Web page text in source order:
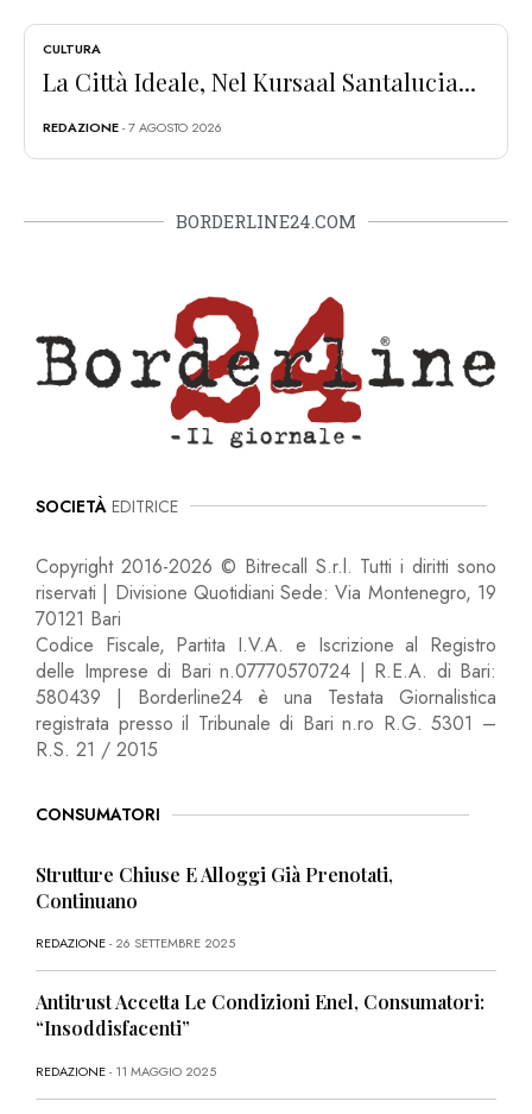
CULTURA
La Città Ideale, Nel Kursaal Santalucia...
REDAZIONE- 7 AGOSTO 2026
BORDERLINE24.COM
SOCIETÀ EDITRICE
Copyright 2016-2026 © Bitrecall S.r.l. Tutti i diritti sono
riservati | Divisione Quotidiani Sede: Via Montenegro, 19
70121 Bari
Codice Fiscale, Partita I.V.A. e Iscrizione al Registro
delle Imprese di Bari n.07770570724 | R.E.A. di Bari:
580439 | Borderline24 è una Testata Giornalistica
registrata presso il Tribunale di Bari n.ro R.G. 5301 –
R.S. 21 / 2015
CONSUMATORI
Strutture Chiuse E Alloggi Già Prenotati,
Continuano
REDAZIONE- 26 SETTEMBRE 2025
Antitrust Accetta Le Condizioni Enel, Consumatori:
“Insoddisfacenti”
REDAZIONE- 11 MAGGIO 2025